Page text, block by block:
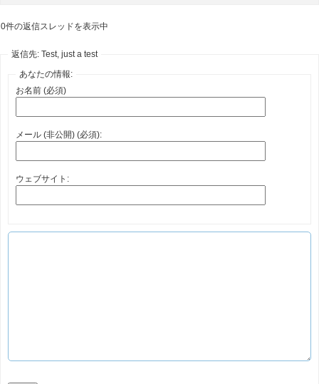
0件の返信スレッドを表示中
返信先: Test, just a test
あなたの情報:
お名前 (必須)
メール (非公開) (必須):
ウェブサイト: